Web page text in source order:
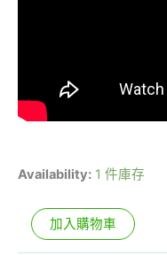
Availability: 1 件庫存
加入購物車